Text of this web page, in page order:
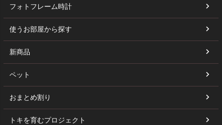
フォトフレーム時計
使うお部屋から探す
新商品
ペット
おまとめ割り
トキを育むプロジェクト